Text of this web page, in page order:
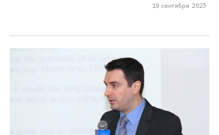
19 сентября 2023